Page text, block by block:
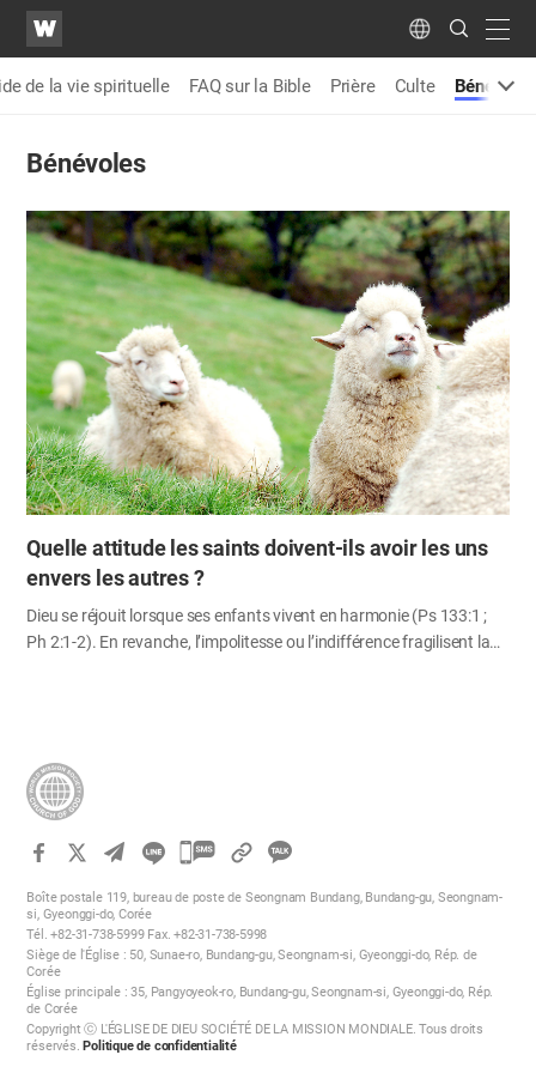
WATV
Language
Search
Submit
de la vie spirituelle FAQ sur la Bible Prière Culte Bénévoles
Bénévoles
Quelle attitude les saints doivent-ils avoir les uns
envers les autres ?
Dieu se réjouit lorsque ses enfants vivent en harmonie (Ps 133:1 ;
Ph 2:1-2). En revanche, l’impolitesse ou l’indifférence fragilisent la
avec respect « Je vous donne un commandement nouveau : Aimez-
vous les uns les autres ; comme je vous ai aimés, vous aussi, aimez-
vous les uns les autres. » Jn 13:34 Le Christ nous invite à nous
accueillir et nous entourer avec la même affection qu’il a
카
오
공
유
하
Boîte postale 119, bureau de poste de Seongnam Bundang, Bundang-gu, Seongnam-
si, Gyeonggi-do, Corée
Tél. +82-31-738-5999 Fax. +82-31-738-5998
Siège de l'Église : 50, Sunae-ro, Bundang-gu, Seongnam-si, Gyeonggi-do, Rép. de
Corée
Église principale : 35, Pangyoyeok-ro, Bundang-gu, Seongnam-si, Gyeonggi-do, Rép.
de Corée
Copyright ⓒ L'ÉGLISE DE DIEU SOCIÉTÉ DE LA MISSION MONDIALE. Tous droits
réservés.Politique de confidentialité